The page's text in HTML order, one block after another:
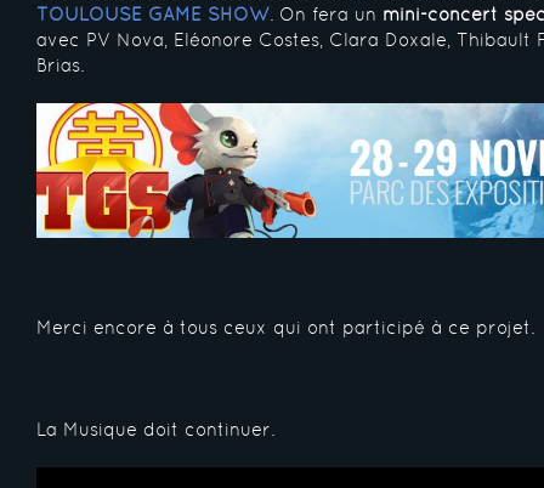
TOULOUSE GAME SHOW . On fera un mini-concert
avec PV Nova, Eléonore Costes, Clara Doxale, Thibault
Brias.
Merci encore à tous ceux qui ont participé à ce projet.
La Musique doit continuer.